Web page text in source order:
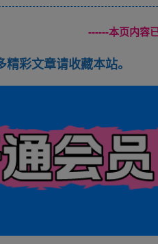
------本页内容
彩文章请收藏本站。